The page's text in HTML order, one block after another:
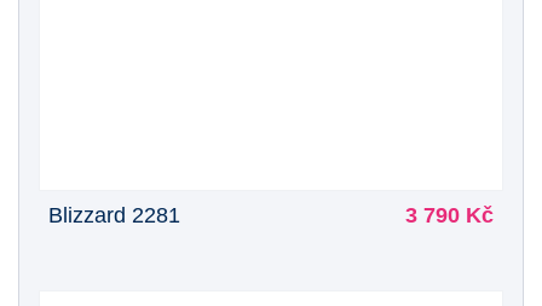
Blizzard 2281 3 790 Kč